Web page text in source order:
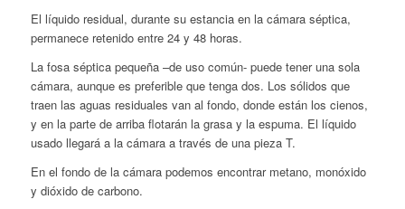
El líquido residual, durante su estancia en la cámara séptica,
permanece retenido entre 24 y 48 horas.
La fosa séptica pequeña –de uso común- puede tener una sola
cámara, aunque es preferible que tenga dos. Los sólidos que
traen las aguas residuales van al fondo, donde están los cienos,
y en la parte de arriba flotarán la grasa y la espuma. El líquido
usado llegará a la cámara a través de una pieza T.
En el fondo de la cámara podemos encontrar metano, monóxido
y dióxido de carbono.